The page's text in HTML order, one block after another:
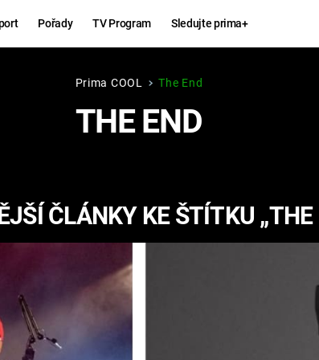
Pořady TV Program Sledujte prima+
KINGDOM
COME:
DELIVERANCE
ESPORT
Prima COOL The End
THE END
ČLÁNKY KE ŠTÍTKU „THE